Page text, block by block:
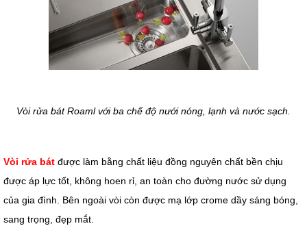
Vòi rửa bát Roaml với ba chế độ nưới nóng, lạnh và nước sạch.
Vòi rửa bát được làm bằng chất liệu đồng nguyên chất bền chịu
được áp lực tốt, không hoen rỉ, an toàn cho đường nước sử dụng
của gia đình. Bên ngoài vòi còn được mạ lớp crome dầy sáng bóng,
sang trọng, đẹp mắt.